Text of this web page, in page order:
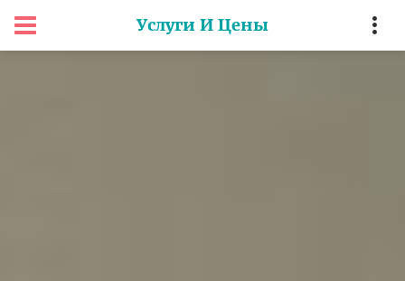
Услуги И Цены